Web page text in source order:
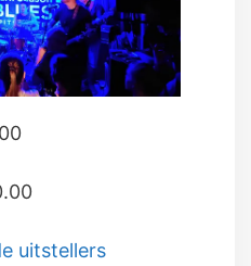
uitstellers